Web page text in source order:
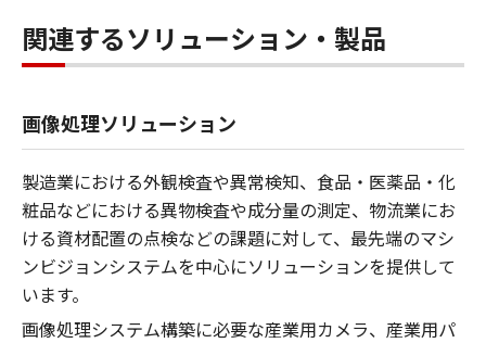
関連するソリューション・製品
画像処理ソリューション
製造業における外観検査や異常検知、食品・医薬品・化
粧品などにおける異物検査や成分量の測定、物流業にお
ける資材配置の点検などの課題に対して、最先端のマシ
ンビジョンシステムを中心にソリューションを提供して
います。
画像処理システム構築に必要な産業用カメラ、産業用パ